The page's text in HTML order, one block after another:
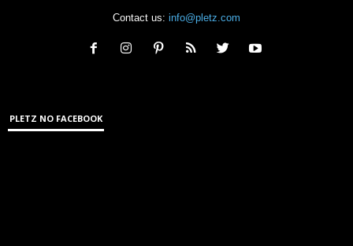
Contact us: info@pletz.com
PLETZ NO FACEBOOK